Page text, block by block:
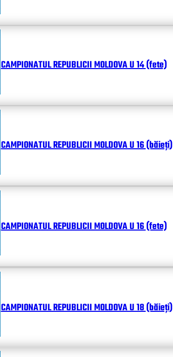
CAMPIONATUL REPUBLICII MOLDOVA U 14 (fete)
CAMPIONATUL REPUBLICII MOLDOVA U 16 (băieți)
CAMPIONATUL REPUBLICII MOLDOVA U 16 (fete)
CAMPIONATUL REPUBLICII MOLDOVA U 18 (băieți)